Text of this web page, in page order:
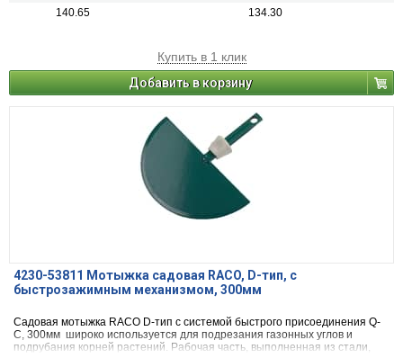
140.65 134.30
Купить в 1 клик
Добавить в корзину
4230-53811 Мотыжка садовая RACO, D-тип, с
быстрозажимным механизмом, 300мм
Садовая мотыжка RACO D-тип с системой быстрого присоединения Q-
C, 300мм широко используется для подрезания газонных углов и
подрубания корней растений. Рабочая часть, выполненная из стали,